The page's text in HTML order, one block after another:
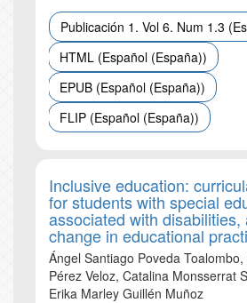
Publicación 1. Vol 6. Num 1.3
HTML (Español (España))
EPUB (Español (España))
FLIP (Español (España))
Inclusive education:
for students with special
associated with disabilities,
change in educational
Ángel Santiago Poveda
Pérez Veloz, Catalina Monsserrat
Erika Marley Guillén Muñoz